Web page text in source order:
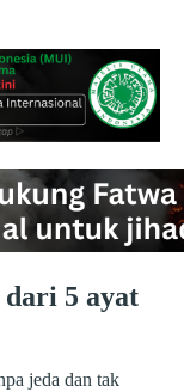
dari 5 ayat
jeda dan tak